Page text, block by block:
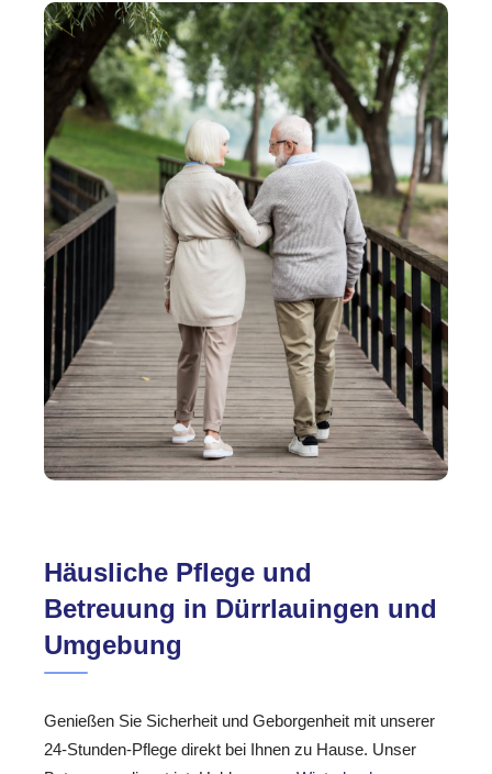
Häusliche Pflege und
Betreuung in Dürrlauingen und
Umgebung
Genießen Sie Sicherheit und Geborgenheit mit unserer
24-Stunden-Pflege direkt bei Ihnen zu Hause. Unser